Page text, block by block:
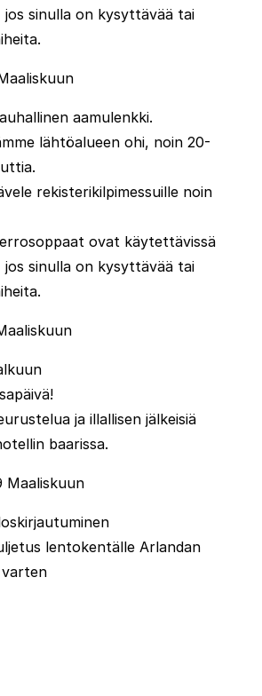
se on täydellinen
Jahtasitpa uutta ennätystä
puolimaratoneista,
jotka säilyvät pitkään
jos sinulla on kysyttävää tai
aamulenkki.
lähtöalueen ohi, noin 20-
rekisterikilpimessuille noin
ovat käytettävissä
jos sinulla on kysyttävää tai
ja illallisen jälkeisiä
baarissa.
Maaliskuun
lentokentälle Arlandan